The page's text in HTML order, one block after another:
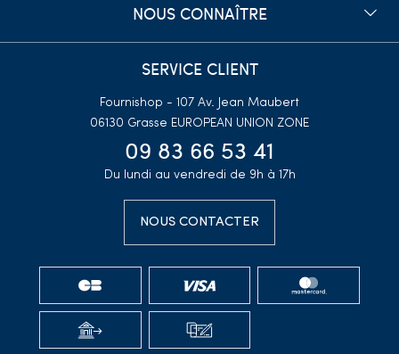
NOUS CONNAÎTRE
SERVICE CLIENT
Fournishop - 107 Av. Jean Maubert
06130 Grasse EUROPEAN UNION ZONE
09 83 66 53 41
Du lundi au vendredi de 9h à 17h
NOUS CONTACTER